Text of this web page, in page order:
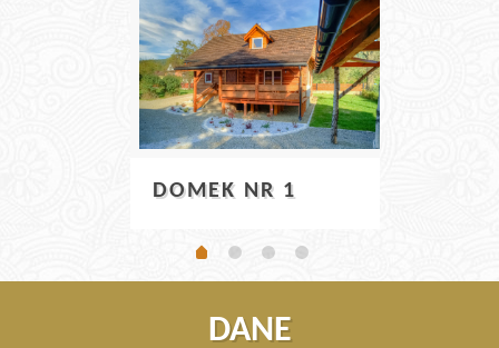
DOMEK NR 1
DANE